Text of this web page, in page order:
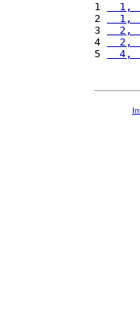
1
1,
2
1,
3
2,
4
2,
5
4,